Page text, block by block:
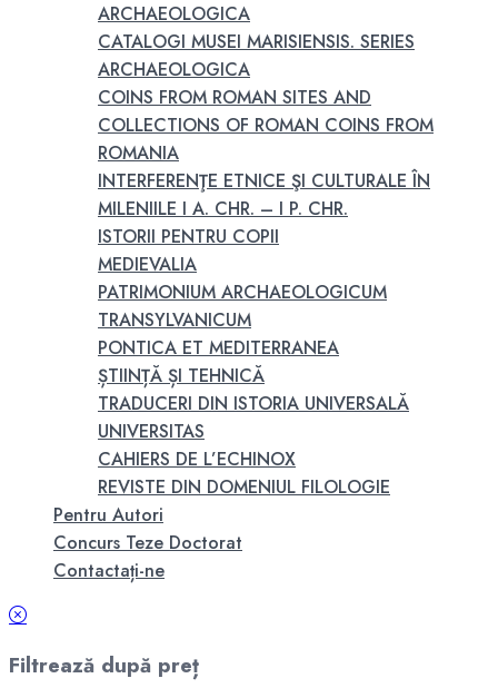
ARCHAEOLOGICA
CATALOGI MUSEI MARISIENSIS. SERIES
ARCHAEOLOGICA
COINS FROM ROMAN SITES AND
COLLECTIONS OF ROMAN COINS FROM
ROMANIA
INTERFERENŢE ETNICE ŞI CULTURALE ÎN
MILENIILE I A. CHR. – I P. CHR.
ISTORII PENTRU COPII
MEDIEVALIA
PATRIMONIUM ARCHAEOLOGICUM
TRANSYLVANICUM
PONTICA ET MEDITERRANEA
ȘTIINȚĂ ȘI TEHNICĂ
TRADUCERI DIN ISTORIA UNIVERSALĂ
UNIVERSITAS
CAHIERS DE L’ECHINOX
REVISTE DIN DOMENIUL FILOLOGIE
Pentru Autori
Concurs Teze Doctorat
Contactați-ne
Filtrează după preț